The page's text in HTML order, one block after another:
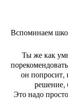
Вспоминаем
Ты же как
он попросит,
решение,
Это надо